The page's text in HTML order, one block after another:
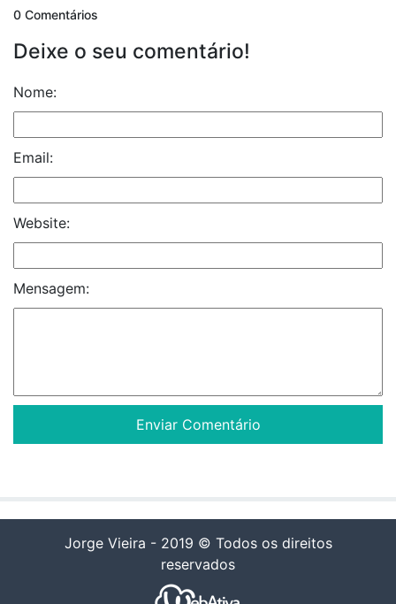
0 Comentários
Deixe o seu comentário!
Nome:
Email:
Website:
Mensagem:
Jorge Vieira - 2019 © Todos os direitos
reservados